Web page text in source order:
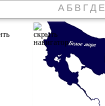
А Б В ГД Е